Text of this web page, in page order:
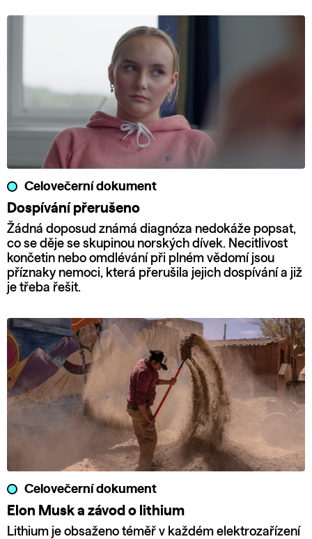
Celovečerní dokument
Dospívání přerušeno
Žádná doposud známá diagnóza nedokáže popsat,
co se děje se skupinou norských dívek. Necitlivost
končetin nebo omdlévání při plném vědomí jsou
příznaky nemoci, která přerušila jejich dospívání a již
je třeba řešit.
Celovečerní dokument
Elon Musk a závod o lithium
Lithium je obsaženo téměř v každém elektrozařízení